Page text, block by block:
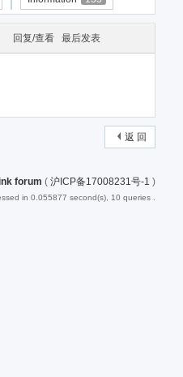
回复/查看 最后发表
返 回
forum (沪ICP备17008231号-1)
in 0.055877 second(s), 10 queries .